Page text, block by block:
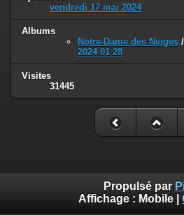
vendredi 17 mai 2024
Albums
Notre-Dame des Neiges /
2024 01 28
Visites
31445
Propulsé par
Affichage : Mobile